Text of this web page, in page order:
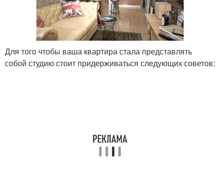
Для того чтобы ваша квартира стала представлять
собой студию стоит придерживаться следующих советов: